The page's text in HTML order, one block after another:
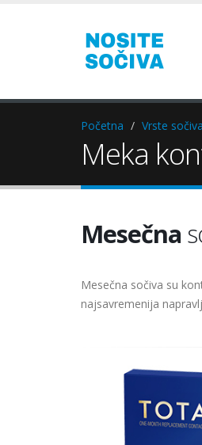
Početna Vrste sočiva
Meka
Mesečna
Mesečna sočiva su
najsavremenija